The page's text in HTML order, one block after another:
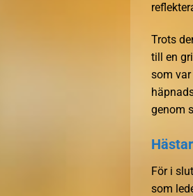
Trots
till en
som
genom
För i
som